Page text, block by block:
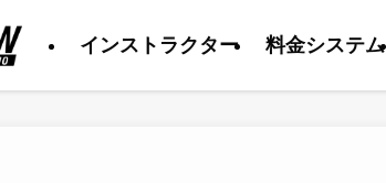
インストラクター 料金システム